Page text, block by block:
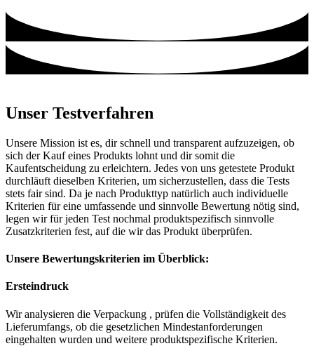
Unser Testverfahren
Unsere Mission ist es, dir schnell und transparent aufzuzeigen, ob
sich der Kauf eines Produkts lohnt und dir somit die
Kaufentscheidung zu erleichtern. Jedes von uns getestete Produkt
durchläuft dieselben Kriterien, um sicherzustellen, dass die Tests
stets fair sind. Da je nach Produkttyp natürlich auch individuelle
Kriterien für eine umfassende und sinnvolle Bewertung nötig sind,
legen wir für jeden Test nochmal produktspezifisch sinnvolle
Zusatzkriterien fest, auf die wir das Produkt überprüfen.
Unsere Bewertungskriterien im Überblick:
Ersteindruck
Wir analysieren die Verpackung , prüfen die Vollständigkeit des
Lieferumfangs, ob die gesetzlichen Mindestanforderungen
eingehalten wurden und weitere produktspezifische Kriterien.